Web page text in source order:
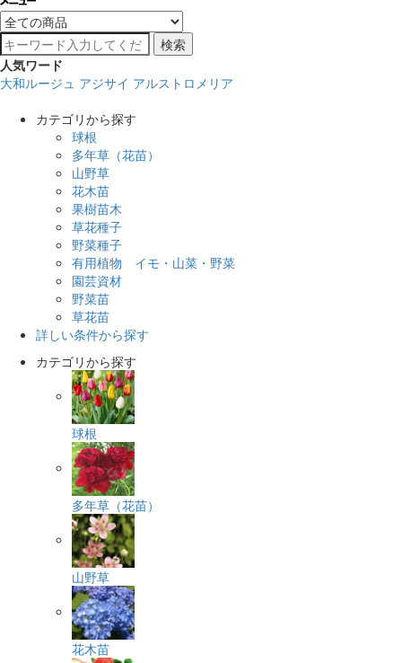
検索
人気ワード
大和ルージュ アジサイ アルストロメリア
カテゴリから探す
球根
多年草（花苗）
山野草
花木苗
果樹苗木
草花種子
野菜種子
有用植物 イモ・山菜・野菜
園芸資材
野菜苗
草花苗
詳しい条件から探す
カテゴリから探す
球根
多年草（花苗）
山野草
花木苗